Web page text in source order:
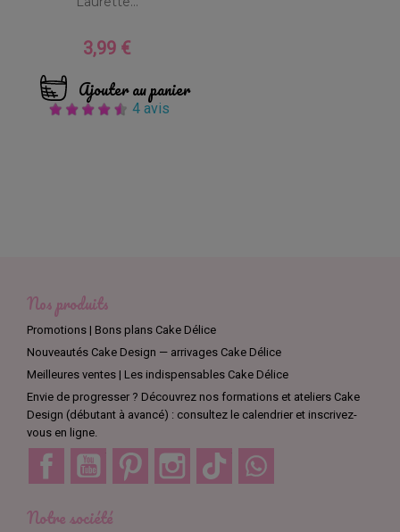
Prix
3,99 €
Ajouter au panier
4 avis
Nos produits
Promotions | Bons plans Cake Délice
Nouveautés Cake Design — arrivages Cake Délice
Meilleures ventes | Les indispensables Cake Délice
Envie de progresser ? Découvrez nos formations et ateliers Cake
Design (débutant à avancé) : consultez le calendrier et inscrivez-
vous en ligne.
Facebook YouTube Pinterest Instagram TikTok
Notre société